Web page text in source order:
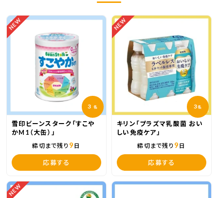
NEW
3 名
雪印ビーンスターク「すこや
かM1（大缶）」
締切まで残り 9 日
応募する
NEW
3名
キリン「プラズマ乳酸菌 おい
しい免疫ケア」
締切まで残り 9 日
応募する
NEW